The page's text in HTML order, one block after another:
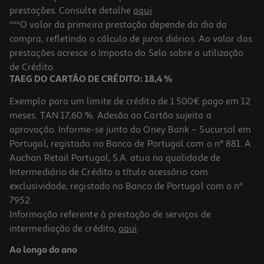
prestações. Consulte detalhe aqui.
***O valor da primeira prestação depende do dia da
compra, refletindo o cálculo de juros diários. Ao valor das
prestações acresce o Imposto do Selo sobre a utilização
de Crédito.
TAEG DO CARTÃO DE CRÉDITO: 18,4 %
Exemplo para um limite de crédito de 1.500€ pago em 12
meses. TAN 17,60 %. Adesão ao Cartão sujeita a
aprovação. Informe-se junto do Oney Bank – Sucursal em
Portugal, registado no Banco de Portugal com o nº 881. A
Auchan Retail Portugal, S.A. atua na qualidade de
Intermediário de Crédito a título acessório com
exclusividade, registado no Banco de Portugal com o nº
7952.
Informação referente à prestação de serviços de
intermediação de crédito, aqui.
Ao longo do ano